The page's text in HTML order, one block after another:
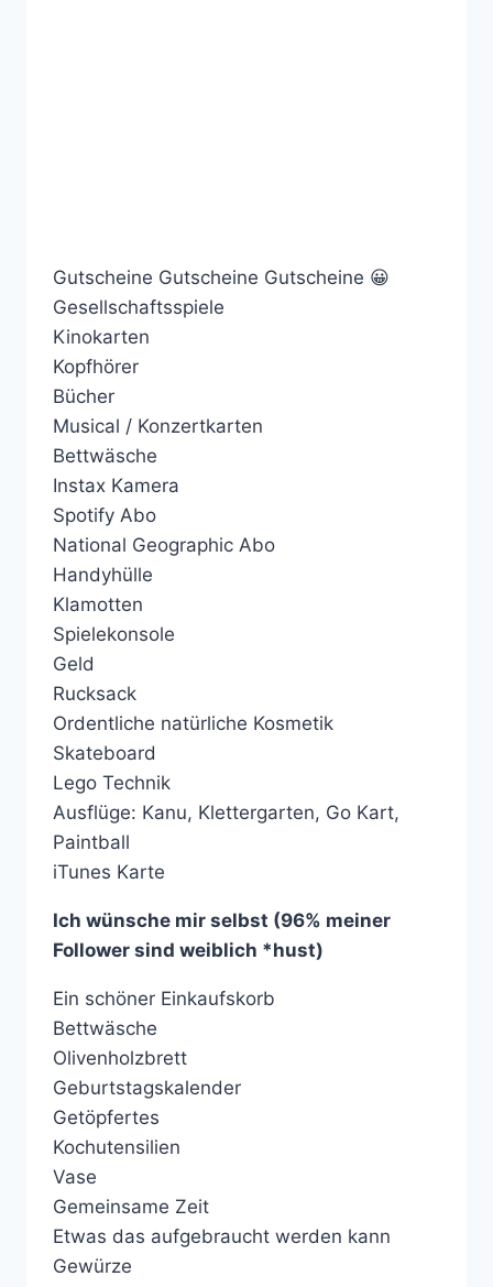
Gutscheine Gutscheine Gutscheine 😀
Gesellschaftsspiele
Kinokarten
Kopfhörer
Bücher
Musical / Konzertkarten
Bettwäsche
Instax Kamera
Spotify Abo
National Geographic Abo
Handyhülle
Klamotten
Spielekonsole
Geld
Rucksack
Ordentliche natürliche Kosmetik
Skateboard
Lego Technik
Ausflüge: Kanu, Klettergarten, Go Kart,
Paintball
iTunes Karte
Ich wünsche mir selbst (96% meiner
Follower sind weiblich *hust)
Ein schöner Einkaufskorb
Bettwäsche
Olivenholzbrett
Geburtstagskalender
Getöpfertes
Kochutensilien
Vase
Gemeinsame Zeit
Etwas das aufgebraucht werden kann
Gewürze